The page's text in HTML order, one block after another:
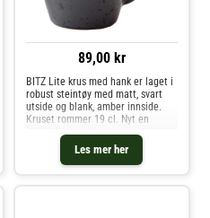
89,00 kr
Les mer her
BITZ Lite krus med hank er laget i
robust steintøy med matt, svart
utside og blank, amber innside.
Kruset rommer 19 cl. Nyt en
intens kopp kaffe, te eller noe
annet fra det flotte kruset, og
kombiner det med de andre
fantastiske fargene i serien. BIT